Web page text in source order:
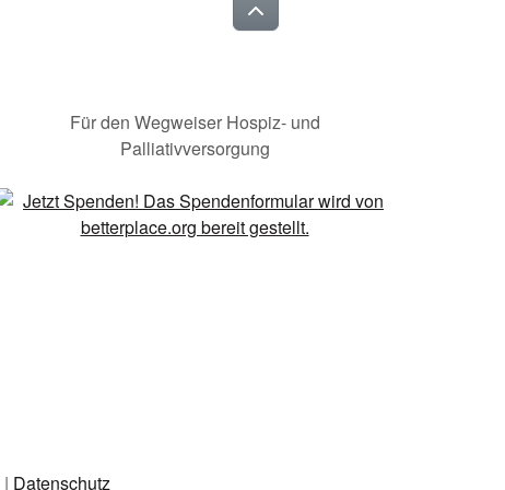
Für den Wegweiser Hospiz- und
Palliativversorgung
| Datenschutz